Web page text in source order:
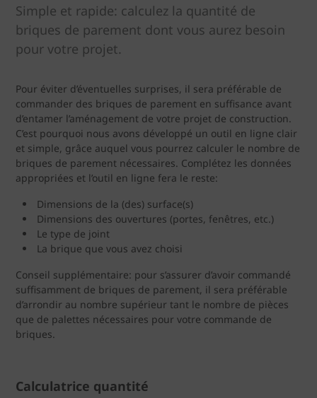
Simple et rapide: calculez la quantité de
briques de parement dont vous aurez besoin
pour votre projet.
Pour éviter d’éventuelles surprises, il sera préférable de
commander des briques de parement en suffisance avant
d’entamer l’aménagement de votre projet de construction.
C’est pourquoi nous avons développé un outil en ligne clair
et simple, grâce auquel vous pourrez calculer le nombre de
briques de parement nécessaires. Complétez les données
appropriées et l’outil en ligne fera le reste:
Dimensions de la (des) surface(s)
Dimensions des ouvertures (portes, fenêtres, etc.)
Le type de joint
La brique que vous avez choisi
Conseil supplémentaire: pour s’assurer d’avoir commandé
suffisamment de briques de parement, il sera préférable
d’arrondir au nombre supérieur tant le nombre de pièces
que de palettes nécessaires pour votre commande de
briques.
Calculatrice quantité